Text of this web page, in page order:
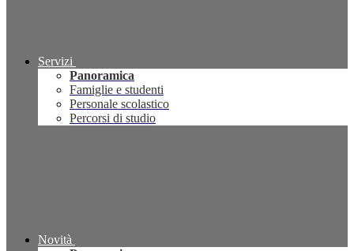
Servizi
Panoramica
Famiglie e studenti
Personale scolastico
Percorsi di studio
Novità